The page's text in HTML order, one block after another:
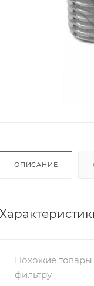
ОПИСАНИЕ
Похожие товары
фильтру